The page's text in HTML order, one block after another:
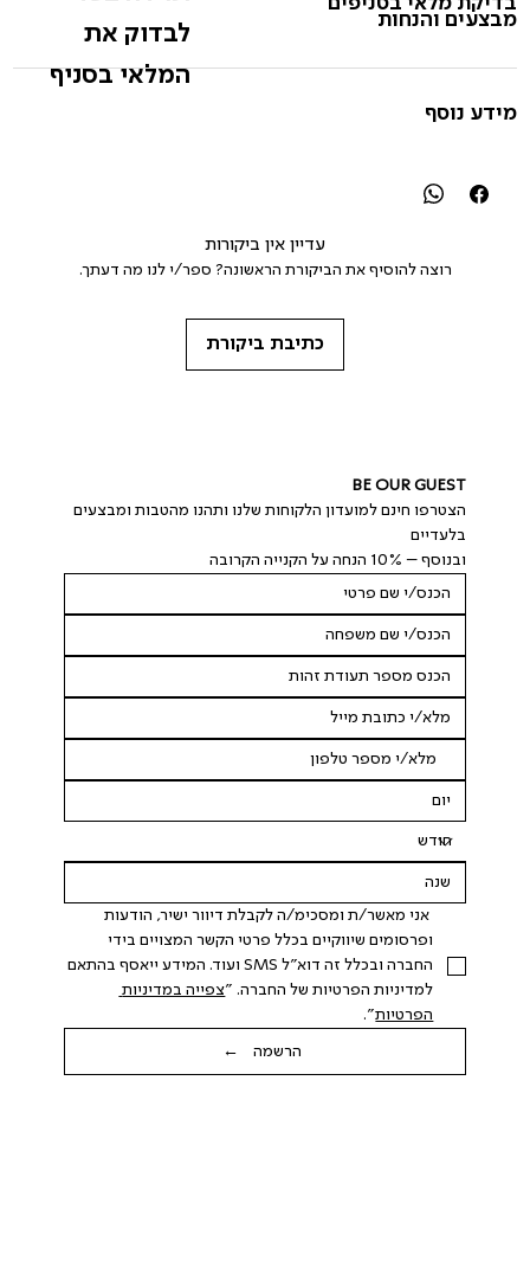
לבדוק את
המלאי בסניף
מבצעים והנחות
מידע נוסף
עדיין אין ביקורות
רוצה להוסיף את הביקורת הראשונה? ספר/י לנו מה דעתך.
כתיבת ביקורת
BE OUR GUEST
הצטרפו חינם למועדון הלקוחות שלנו ותהנו מהטבות ומבצעים
בלעדיים
ובנוסף – 10% הנחה על הקנייה הקרובה
אני מאשר/ת ומסכימ/ה לקבלת דיוור ישיר, הודעות
החברה ובכלל זה דוא"ל SMS ועוד. המידע ייאסף בהתאם
למדיניות הפרטיות של החברה. "
צפייה במדיניות
הפרטיות".
הרשמה ←